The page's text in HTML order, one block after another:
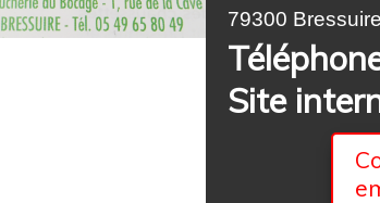
79300 Bressuire
Site